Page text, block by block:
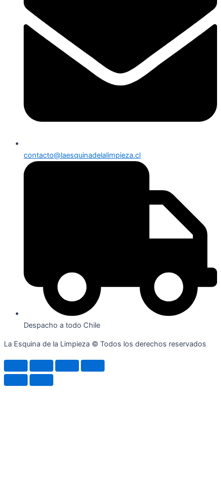
contacto@laesquinadelalimpieza.cl
Despacho a todo Chile
La Esquina de la Limpieza © Todos los derechos reservados